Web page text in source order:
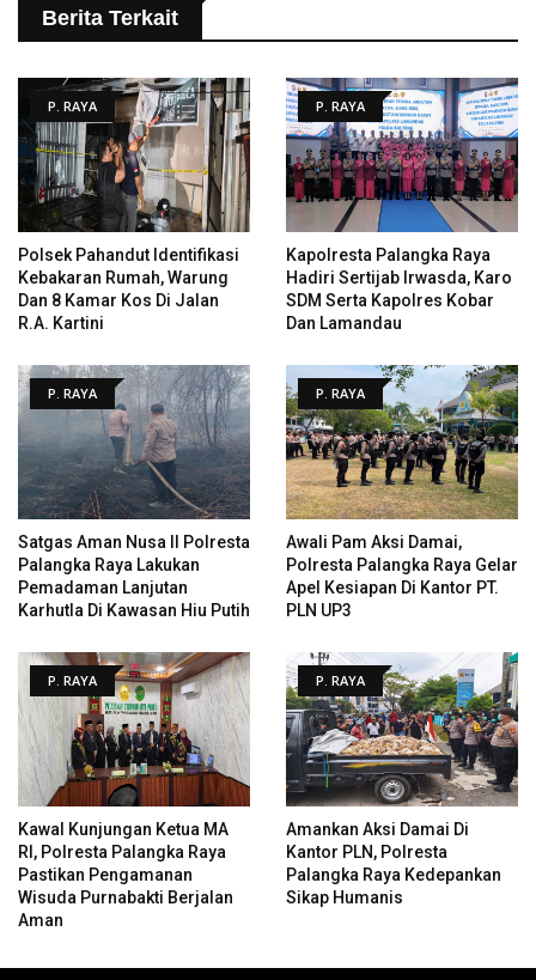
Berita Terkait
P. RAYA
Polsek Pahandut Identifikasi
Kebakaran Rumah, Warung
Dan 8 Kamar Kos Di Jalan
R.A. Kartini
P. RAYA
Kapolresta Palangka Raya
Hadiri Sertijab Irwasda, Karo
SDM Serta Kapolres Kobar
Dan Lamandau
P. RAYA
Satgas Aman Nusa II Polresta
Palangka Raya Lakukan
Pemadaman Lanjutan
Karhutla Di Kawasan Hiu Putih
P. RAYA
Awali Pam Aksi Damai,
Polresta Palangka Raya Gelar
Apel Kesiapan Di Kantor PT.
PLN UP3
P. RAYA
Kawal Kunjungan Ketua MA
RI, Polresta Palangka Raya
Pastikan Pengamanan
Wisuda Purnabakti Berjalan
Aman
P. RAYA
Amankan Aksi Damai Di
Kantor PLN, Polresta
Palangka Raya Kedepankan
Sikap Humanis